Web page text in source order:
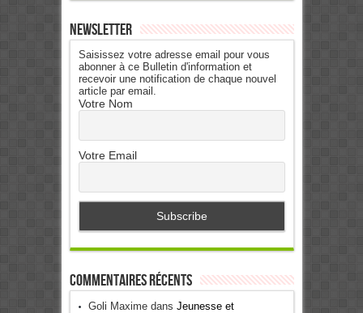
Newsletter
Saisissez votre adresse email pour vous
abonner à ce Bulletin d'information et
recevoir une notification de chaque nouvel
article par email.
Votre Nom
Votre Email
Commentaires récents
Goli Maximedans Jeunesse et